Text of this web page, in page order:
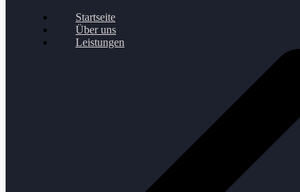
Startseite
Über uns
Leistungen